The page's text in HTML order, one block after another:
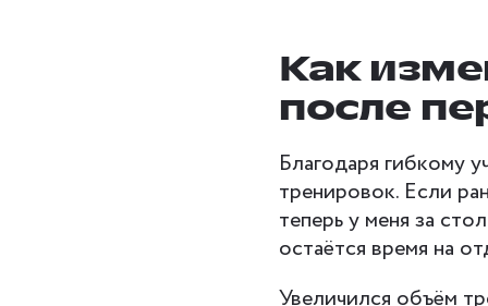
Как
после
Благодаря гибкому
тренировок. Если
теперь у меня за
остаётся время на
Увеличился объём